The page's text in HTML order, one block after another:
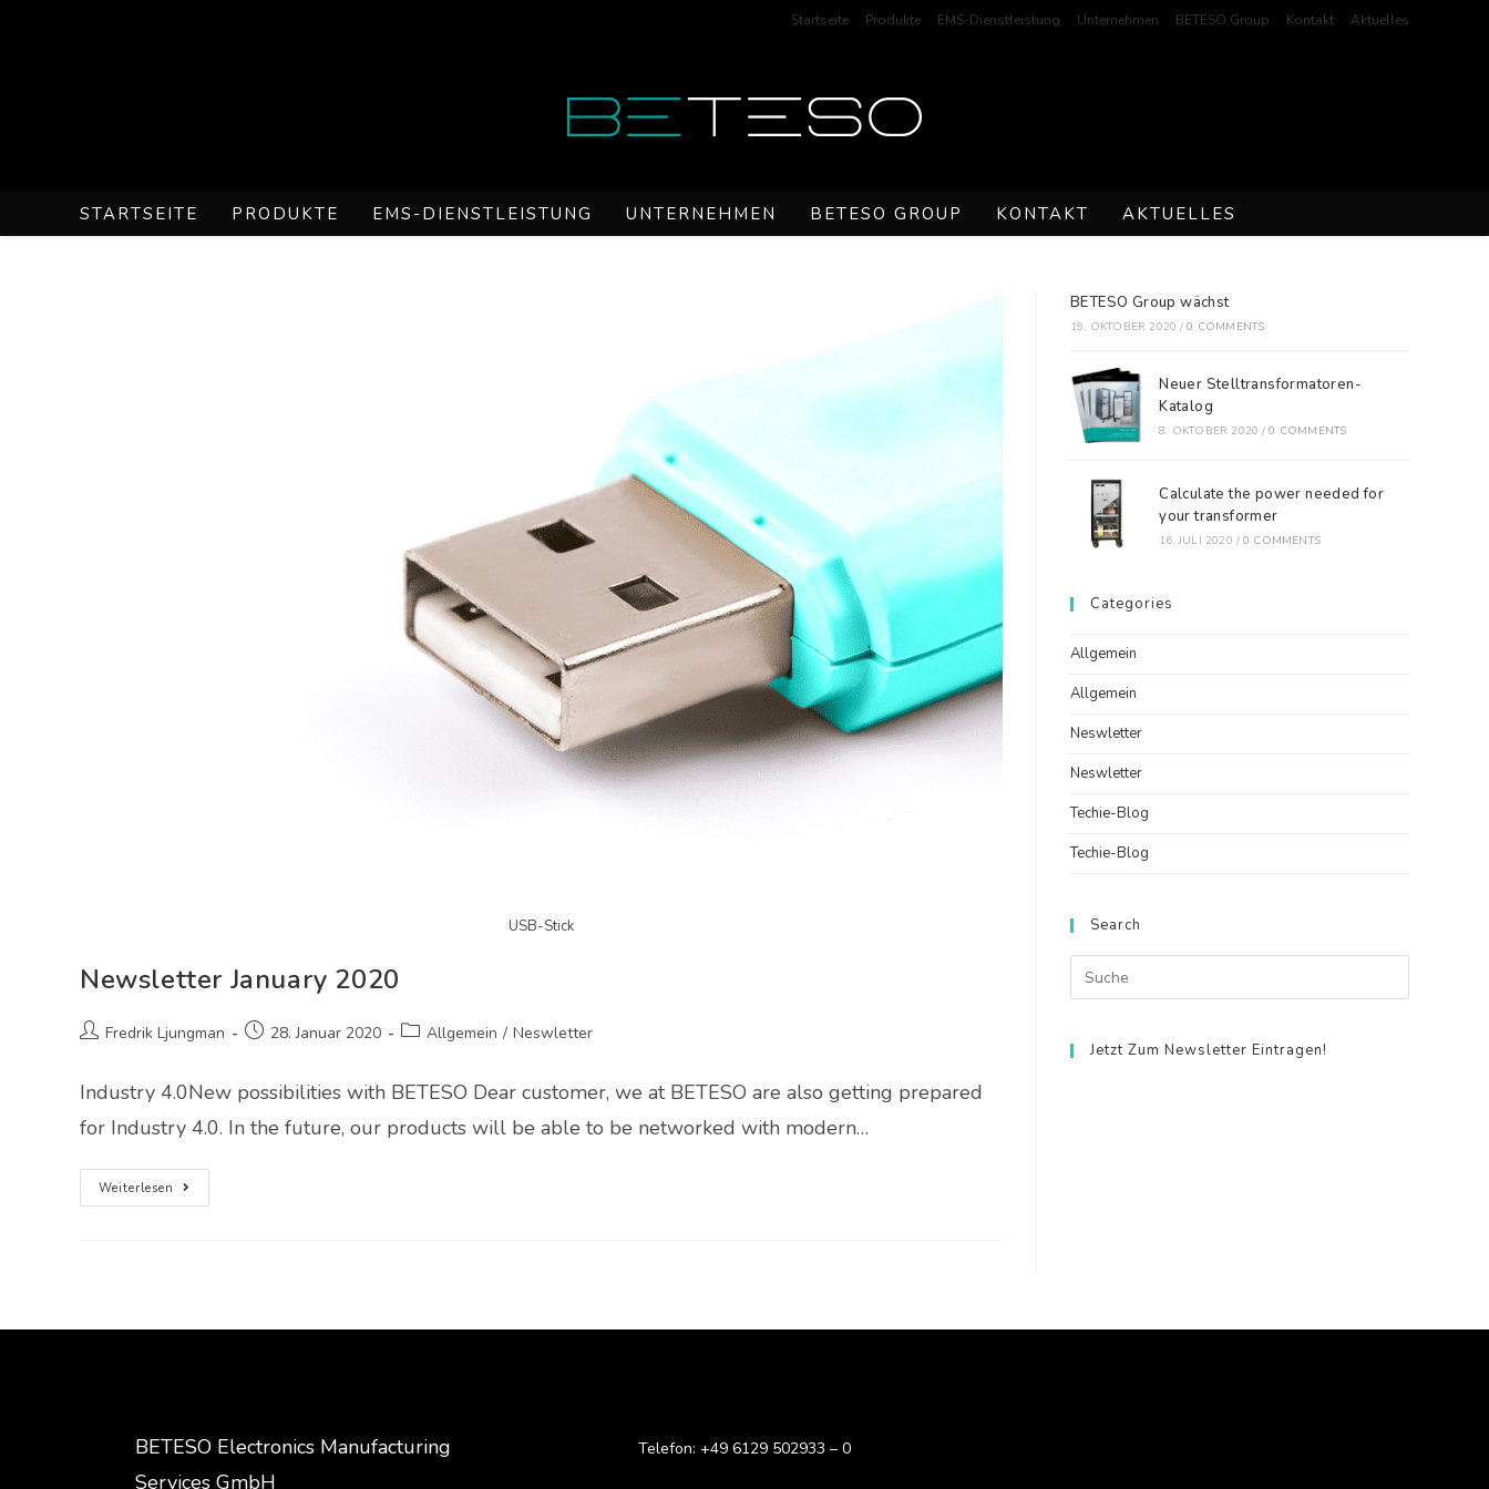
Startseite Produkte EMS-Dienstleistung Unternehmen BETESO Group Kontakt Aktuelles
STARTSEITE PRODUKTE EMS-DIENSTLEISTUNG UNTERNEHMEN BETESO GROUP KONTAKT AKTUELLES
USB-Stick
Newsletter January 2020
Fredrik Ljungman 28. Januar 2020 Allgemein / Neswletter
Industry 4.0New possibilities with BETESO Dear customer, we at BETESO are also getting prepared
for Industry 4.0. In the future, our products will be able to be networked with modern…
Weiterlesen
BETESO Group wächst
19. OKTOBER 2020 / 0 COMMENTS
Neuer Stelltransformatoren-
Katalog
8. OKTOBER 2020 / 0 COMMENTS
Calculate the power needed for
your transformer
16. JULI 2020 / 0 COMMENTS
Categories
Allgemein
Allgemein
Neswletter
Neswletter
Techie-Blog
Techie-Blog
Search
Jetzt Zum Newsletter Eintragen!
BETESO Electronics Manufacturing
Services GmbH
Telefon: +49 6129 502933 – 0